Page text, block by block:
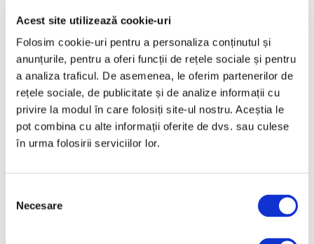
Acest site utilizează cookie-uri
Folosim cookie-uri pentru a personaliza conținutul și
anunțurile, pentru a oferi funcții de rețele sociale și pentru
a analiza traficul. De asemenea, le oferim partenerilor de
rețele sociale, de publicitate și de analize informații cu
privire la modul în care folosiți site-ul nostru. Aceștia le
pot combina cu alte informații oferite de dvs. sau culese
în urma folosirii serviciilor lor.
consimțământului
Necesare
Februarie 2025
Ianuarie 2025
Decembrie 2024
Octombrie 2024
Iulie 2024